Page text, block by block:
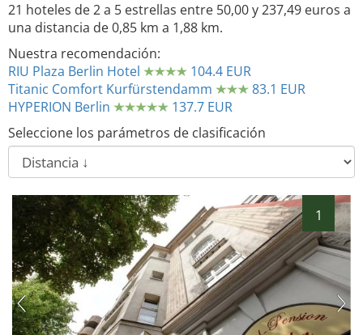
21 hoteles de2a 5 estrellas entre 50,00y237,49 euros a
una distancia de0,85 km a 1,88 km.
Nuestra recomendación:
RIU Plaza Berlin Hotel
104.4 EUR
Titanic Comfort Kurfürstendamm
83.1 EUR
HYPERION Berlin
137.7 EUR
Seleccione los parámetros de clasificación
1